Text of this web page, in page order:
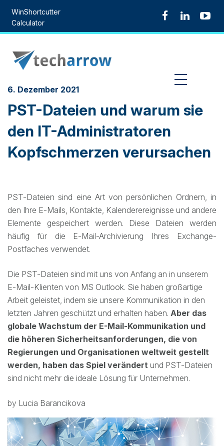
content
WinShortcutter
Calculator
6. Dezember 2021
PST-Dateien und warum sie
den IT-Administratoren
Kopfschmerzen verursachen
PST-Dateien sind eine Art von persönlichen Ordnern, in
den Ihre E-Mails, Kontakte, Kalenderereignisse und andere
Elemente gespeichert werden. Diese Dateien werden
häufig für die E-Mail-Archivierung Ihres Exchange-
Postfaches verwendet.
Die PST-Dateien sind mit uns von Anfang an in unserem
E-Mail-Klienten von MS Outlook. Sie haben großartige
Arbeit geleistet, indem sie unsere Kommunikation in den
letzten Jahren geschützt und erhalten haben. Aber das
globale Wachstum der E-Mail-Kommunikation und
die höheren Sicherheitsanforderungen, die von
Regierungen und Organisationen weltweit gestellt
werden, haben das Spiel verändert und PST-Dateien
sind nicht mehr die ideale Lösung für Unternehmen.
by Lucia Barancikova